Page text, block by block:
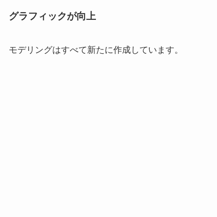
グラフィックが向上
モデリングはすべて新たに作成しています。